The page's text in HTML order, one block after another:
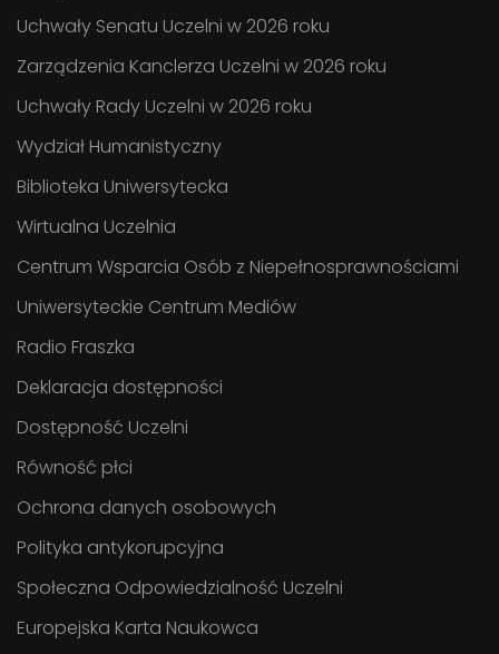
Uchwały Senatu Uczelni w 2026 roku
Zarządzenia Kanclerza Uczelni w 2026 roku
Uchwały Rady Uczelni w 2026 roku
Wydział Humanistyczny
Biblioteka Uniwersytecka
Wirtualna Uczelnia
Centrum Wsparcia Osób z Niepełnosprawnościami
Uniwersyteckie Centrum Mediów
Radio Fraszka
Deklaracja dostępności
Dostępność Uczelni
Równość płci
Ochrona danych osobowych
Polityka antykorupcyjna
Społeczna Odpowiedzialność Uczelni
Europejska Karta Naukowca